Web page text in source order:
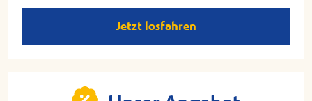
Jetzt losfahren